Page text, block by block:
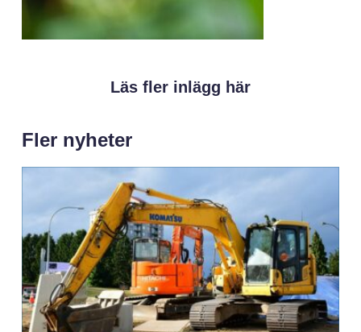
Läs fler inlägg här
Fler nyheter